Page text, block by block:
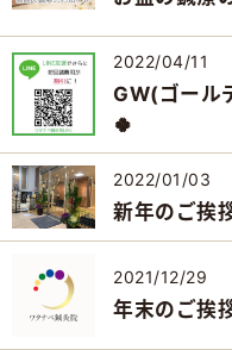
2022/04/11
GW(ゴール
🍀
2022/01/03
新年のご挨
2021/12/29
年末のご挨